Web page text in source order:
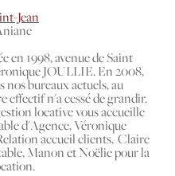
Jean
en 1998, avenue de Saint
JOULLIE. En 2008,
nos bureaux actuels, au
effectif n'a cessé de grandir.
locative vous accueille
d'Agence, Véronique
accueil clients, Claire
Manon et Noëlie pour la